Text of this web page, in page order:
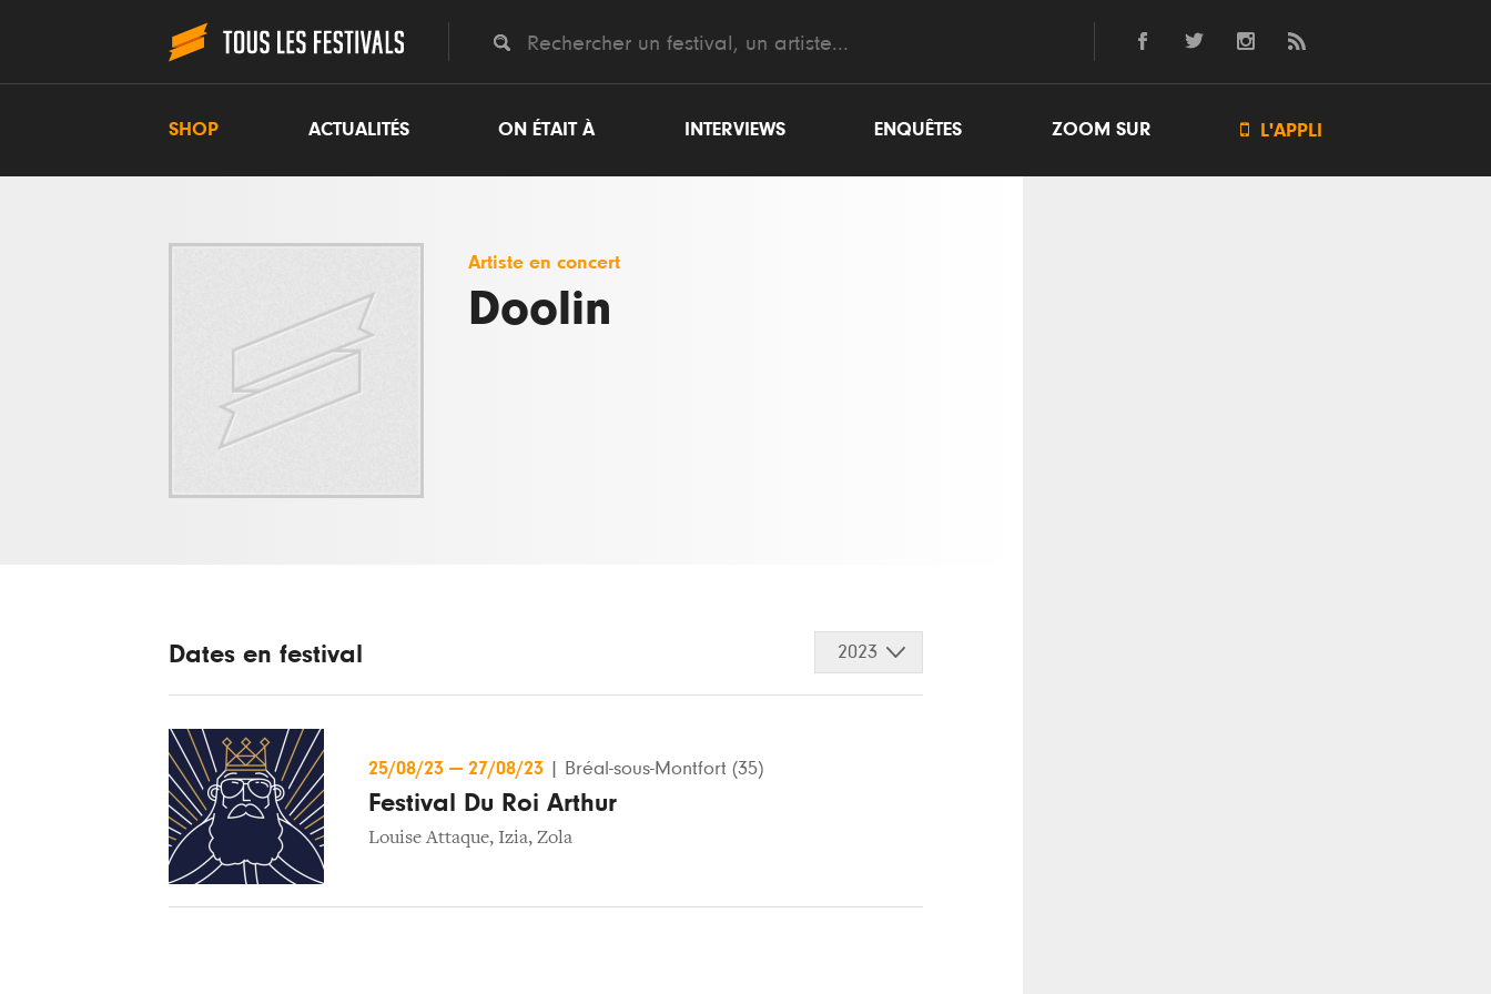
SHOP ACTUALITÉS ON ÉTAIT À INTERVIEWS ENQUÊTES ZOOM SUR  L'APPLI
Artiste en concert
Doolin
Dates en festival 2023
25/08/23 — 27/08/23 Bréal-sous-Montfort (35)
Festival Du Roi Arthur
Louise Attaque, Izia, Zola